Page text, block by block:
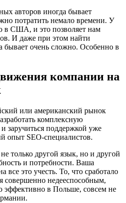
авторов иногда бывает
потратить немало времени. У
в США, и это позволяет нам
И даже при этом найти
бывает очень сложно. Особенно в
компании на
или американский рынок
комплексную
заручиться поддержкой уже
опыт SEO-специалистов.
только другой язык, но и другой
и потребности. Ваша
все это учесть. То, что сработало
совершенно недееспособным,
в Польше, совсем не